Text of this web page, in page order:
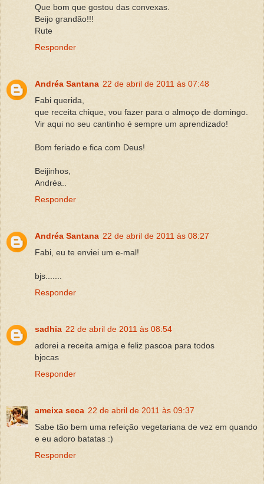
Que bom que gostou das convexas.
Beijo grandão!!!
Rute
Responder
Andréa Santana 22 de abril de 2011 às 07:48
Fabi querida,
que receita chique, vou fazer para o almoço de domingo.
Vir aqui no seu cantinho é sempre um aprendizado!
Bom feriado e fica com Deus!
Beijinhos,
Andréa..
Responder
Andréa Santana 22 de abril de 2011 às 08:27
Fabi, eu te enviei um e-mal!
bjs.......
Responder
sadhia 22 de abril de 2011 às 08:54
adorei a receita amiga e feliz pascoa para todos
bjocas
Responder
ameixa seca 22 de abril de 2011 às 09:37
Sabe tão bem uma refeição vegetariana de vez em quando
e eu adoro batatas :)
Responder